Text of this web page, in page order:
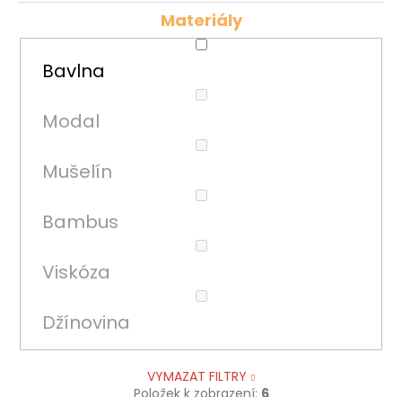
Materiály
Bavlna
Modal
Mušelín
Bambus
Viskóza
Džínovina
VYMAZAT FILTRY
Položek k zobrazení: 6